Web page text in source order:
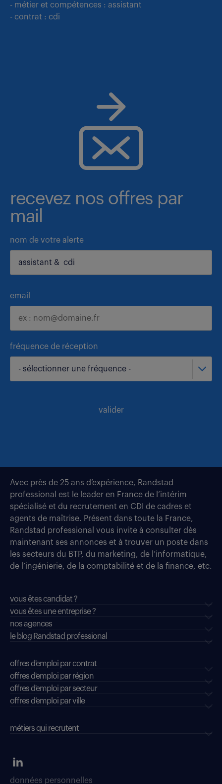
- métier et compétences : assistant
- contrat : cdi
recevez nos offres par
mail
nom de votre alerte
email
fréquence de réception
- sélectionner une fréquence -
valider
Avec près de 25 ans d’expérience, Randstad
professional est le leader en France de l’intérim
spécialisé et du recrutement en CDI de cadres et
agents de maîtrise. Présent dans toute la France,
Randstad professional vous invite à consulter dès
maintenant ses annonces et à trouver un poste dans
les secteurs du BTP, du marketing, de l’informatique,
de l’ingénierie, de la comptabilité et de la finance, etc.
vous êtes candidat ?
vous êtes une entreprise ?
nos agences
le blog Randstad professional
offres d'emploi par contrat
offres d'emploi par région
offres d'emploi par secteur
offres d’emploi par ville
métiers qui recrutent
données personnelles